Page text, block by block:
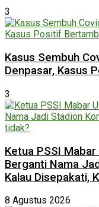
3
Kasus Sembuh
Denpasar, Kasus
3
Ketua PSSI
Berganti Nama
Kalau Disepakati,
8 Agustus 2026